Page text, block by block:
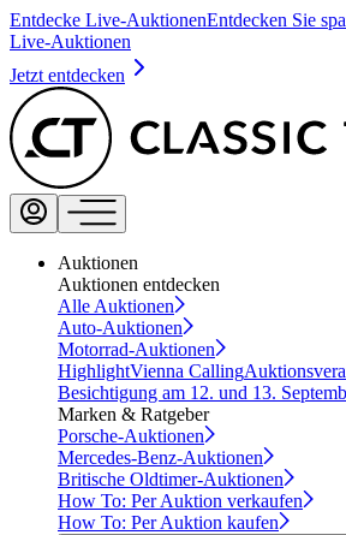
Entdecke Live-AuktionenEntdecken Sie
Live-Auktionen
Jetzt entdecken
Auktionen
Auktionen entdecken
Alle Auktionen
Auto-Auktionen
Motorrad-Auktionen
HighlightVienna Calling
Besichtigung am 12. und 13.
Marken & Ratgeber
Porsche-Auktionen
Mercedes-Benz-Auktionen
Britische Oldtimer-Auktionen
How To: Per Auktion verkaufen
How To: Per Auktion kaufen